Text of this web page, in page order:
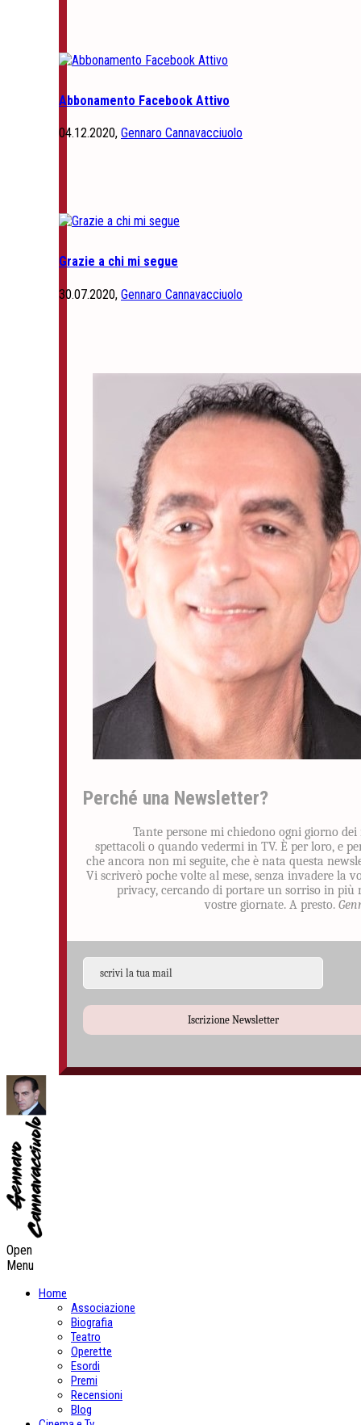
Abbonamento Facebook Attivo
04.12.2020, Gennaro Cannavacciuolo
Grazie a chi mi segue
30.07.2020, Gennaro Cannavacciuolo
Perché una Newsletter?
Tante persone mi chiedono ogni giorno dei
spettacoli o quando vedermi in TV. È per loro, e
che ancora non mi seguite, che è nata questa
Vi scriverò poche volte al mese, senza invadere la
privacy, cercando di portare un sorriso in più
vostre giornate. A presto.
Iscrizione Newsletter
Open
Menu
Home
Associazione
Biografia
Teatro
Operette
Esordi
Premi
Recensioni
Blog